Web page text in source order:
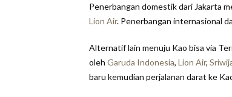
Penerbangan domestik dari Jakarta
Lion Air. Penerbangan internasional
Alternatif lain menuju Kao bisa via
oleh Garuda Indonesia, Lion Air,
baru kemudian perjalanan darat ke